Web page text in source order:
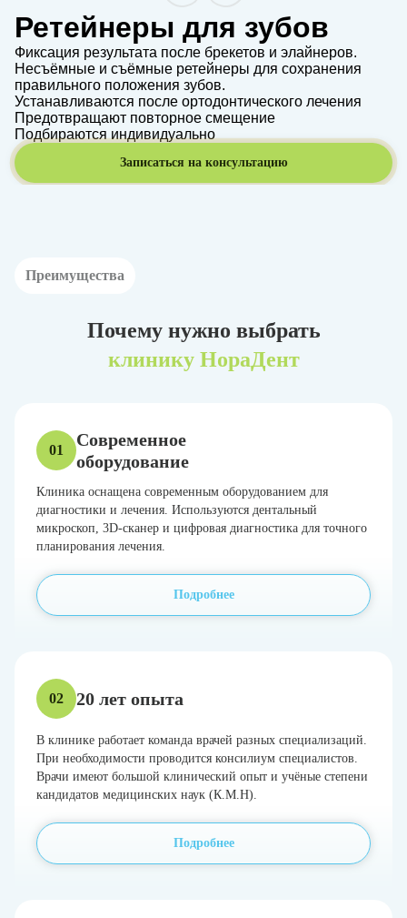
Ретейнеры для зубов
Фиксация результата после брекетов и элайнеров.
Несъёмные и съёмные ретейнеры для сохранения
правильного положения зубов.
Устанавливаются после ортодонтического лечения
Предотвращают повторное смещение
Подбираются индивидуально
Записаться на консультацию
Преимущества
Почему нужно выбрать
клинику НораДент
01
Современное
оборудование
Клиника оснащена современным оборудованием для
диагностики и лечения. Используются дентальный
микроскоп, 3D-сканер и цифровая диагностика для точного
планирования лечения.
Подробнее
02 20 лет опыта
В клинике работает команда врачей разных специализаций.
При необходимости проводится консилиум специалистов.
Врачи имеют большой клинический опыт и учёные степени
кандидатов медицинских наук (К.М.Н).
Подробнее